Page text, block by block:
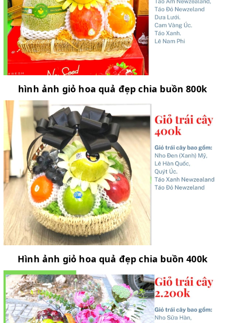
hình ảnh giỏ hoa quả đẹp chia buồn 800k
Hình ảnh giỏ hoa quả đẹp chia buồn 400k